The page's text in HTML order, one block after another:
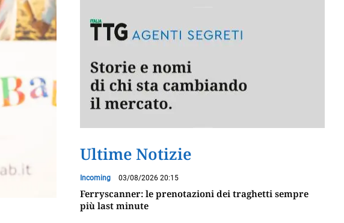
Ultime Notizie
Incoming 03/08/2026 20:15
Ferryscanner: le prenotazioni dei traghetti sempre
più last minute